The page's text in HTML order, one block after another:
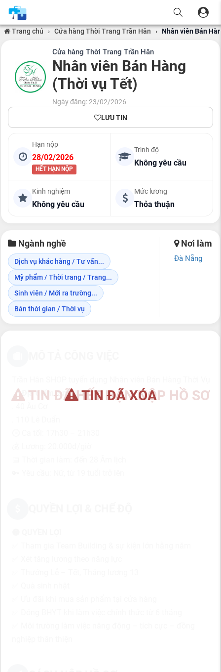
Trang chủ › Cửa hàng Thời Trang Trần Hân › Nhân viên Bán
Cửa hàng Thời Trang Trần Hân
Nhân viên Bán Hàng
(Thời vụ Tết)
Ngày đăng: 23/02/2026
LƯU TIN
Hạn nộp
28/02/2026
HẾT HẠN NỘP
Trình độ
Không yêu cầu
Kinh nghiệm
Không yêu cầu
Mức lương
Thỏa thuận
Ngành nghề
Dịch vụ khác hàng / Tư vấn...
Mỹ phẩm / Thời trang / Trang...
Sinh viên / Mới ra trường...
Bán thời gian / Thời vụ
Nơi làm
Đà Nẵng
TIN ĐÃ HẾT HẠN NỘP HỒ SƠ
TIN ĐÃ XÓA
📍 Địa điểm làm việc: